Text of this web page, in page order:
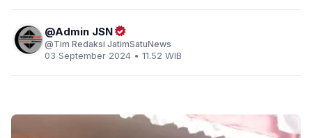
Admin JSN
Tim Redaksi JatimSatuNews
03 September 2024 • 11.52 WIB